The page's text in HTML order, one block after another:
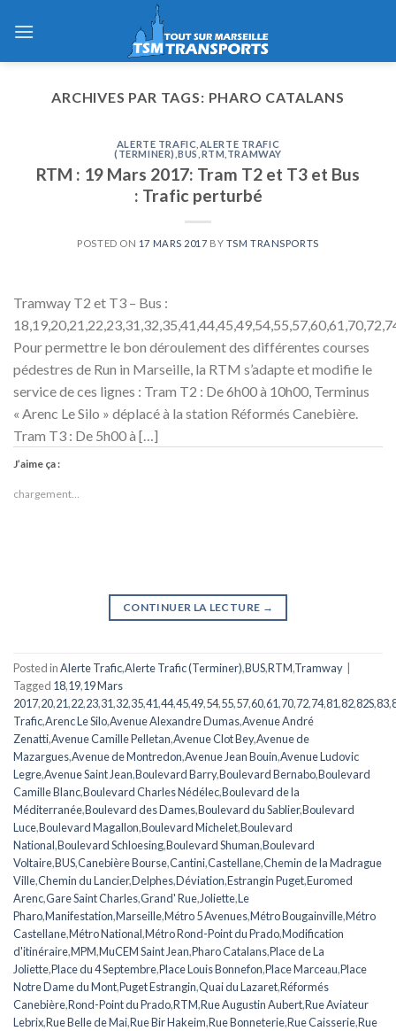
ARCHIVES PAR TAGS: PHARO CATALANS
ALERTE TRAFIC ALERTE TRAFIC
(TERMINER) ,BUS RTM TRAMWAY
RTM : 19 Mars 2017: Tram T2 et T3 et Bus
: Trafic perturbé
POSTED ON 17 MARS 2017 BY TSM TRANSPORTS
Tramway T2 et T3 – Bus :
Pour permettre le bon déroulement des différentes courses
pédestres de Run in Marseille, la RTM s’adapte et modifie le
service de ces lignes : Tram T2 : De 6h00 à 10h00, Terminus
« Arenc Le Silo » déplacé à la station Réformés Canebière.
Tram T3 : De 5h00 à […]
J’aime ça :
chargement…
CONTINUER LA LECTURE →
Posted inAlerte Trafic,Alerte Trafic (Terminer),BUS,RTM,Tramway
Tagged 18,19,19 Mars
2017,20,21,22,23,31,32,35,41,44,45,49,54,55,57,60,61,70,72,74,81,82,82S,83,
Trafic,Arenc Le Silo,Avenue Alexandre Dumas,Avenue André
Zenatti,Avenue Camille Pelletan,Avenue Clot Bey,Avenue de
Mazargues,Avenue de Montredon,Avenue Jean Bouin,Avenue Ludovic
Legre,Avenue Saint Jean,Boulevard Barry,Boulevard Bernabo,Boulevard
Camille Blanc,Boulevard Charles Nédélec,Boulevard de la
Méditerranée,Boulevard des Dames,Boulevard du Sablier,Boulevard
Luce,Boulevard Magallon,Boulevard Michelet,Boulevard
National,Boulevard Schloesing,Boulevard Shuman,Boulevard
Voltaire,BUS,Canebière Bourse,Cantini,Castellane,Chemin de la Madrague
Ville,Chemin du Lancier,Delphes,Déviation,Estrangin Puget,Euromed
Arenc,Gare Saint Charles,Grand' Rue,Joliette,Le
Pharo,Manifestation,Marseille,Métro 5 Avenues,Métro Bougainville,Métro
Castellane,Métro National,Métro Rond-Point du Prado,Modification
d'itinéraire,MPM,MuCEM Saint Jean,Pharo Catalans,Place de La
Joliette,Place du 4 Septembre,Place Louis Bonnefon,Place Marceau,Place
Notre Dame du Mont,Puget Estrangin,Quai du Lazaret,Réformés
Canebière,Rond-Point du Prado,RTM,Rue Augustin Aubert,Rue Aviateur
Lebrix,Rue Belle de Mai,Rue Bir Hakeim,Rue Bonneterie,Rue Caisserie,Rue